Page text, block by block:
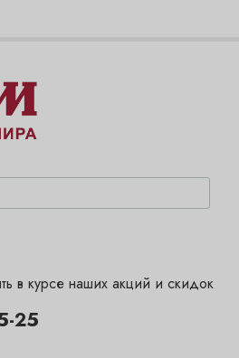
25
в курсе наших акций и скидок